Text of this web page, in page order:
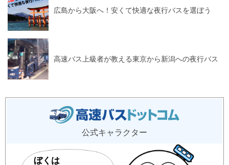
広島から大阪へ！安くて快適な夜行バスを選ぼう
高速バス上級者が教える東京から新潟への夜行バス
公式キャラクター
ぼくは